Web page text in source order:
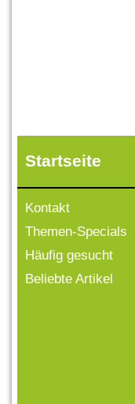
Startseite
Kontakt
Themen-Specials
Häufig gesucht
Beliebte Artikel